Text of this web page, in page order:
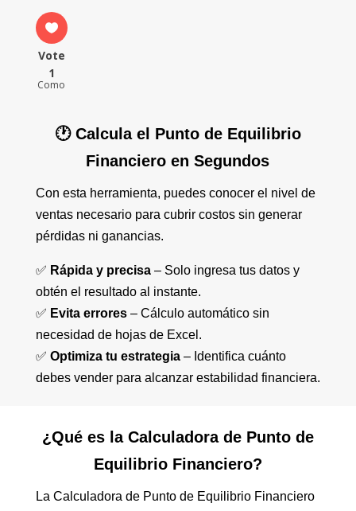
Vote
1
Como
🕐 Calcula el Punto de Equilibrio
Financiero en Segundos
Con esta herramienta, puedes conocer el nivel de
ventas necesario para cubrir costos sin generar
pérdidas ni ganancias.
✅ Rápida y precisa– Solo ingresa tus datos y
obtén el resultado al instante.
✅ Evita errores– Cálculo automático sin
necesidad de hojas de Excel.
✅ Optimiza tu estrategia– Identifica cuánto
debes vender para alcanzar estabilidad financiera.
¿Qué es la Calculadora de Punto de
Equilibrio Financiero?
La Calculadora de Punto de Equilibrio Financiero